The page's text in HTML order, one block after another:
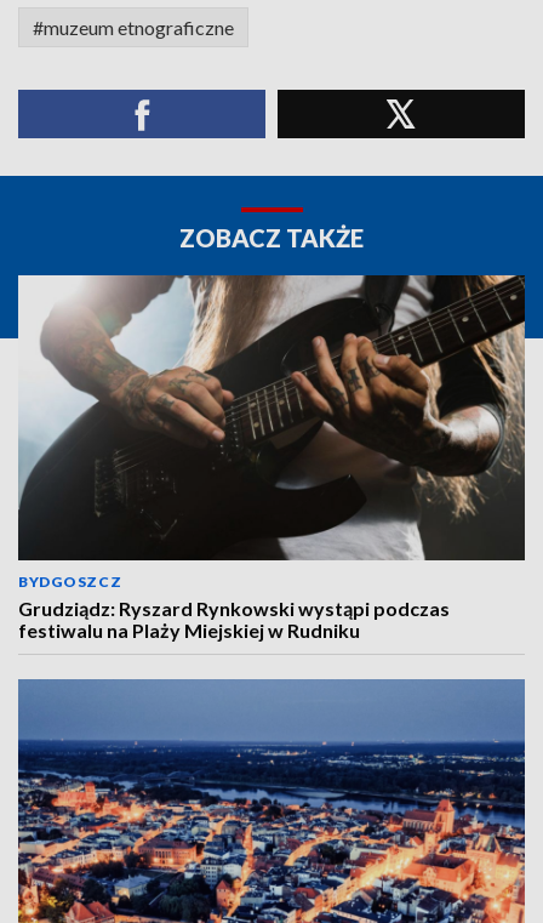
#muzeum etnograficzne
ZOBACZ TAKŻE
BYDGOSZCZ
Grudziądz: Ryszard Rynkowski wystąpi podczas
festiwalu na Plaży Miejskiej w Rudniku